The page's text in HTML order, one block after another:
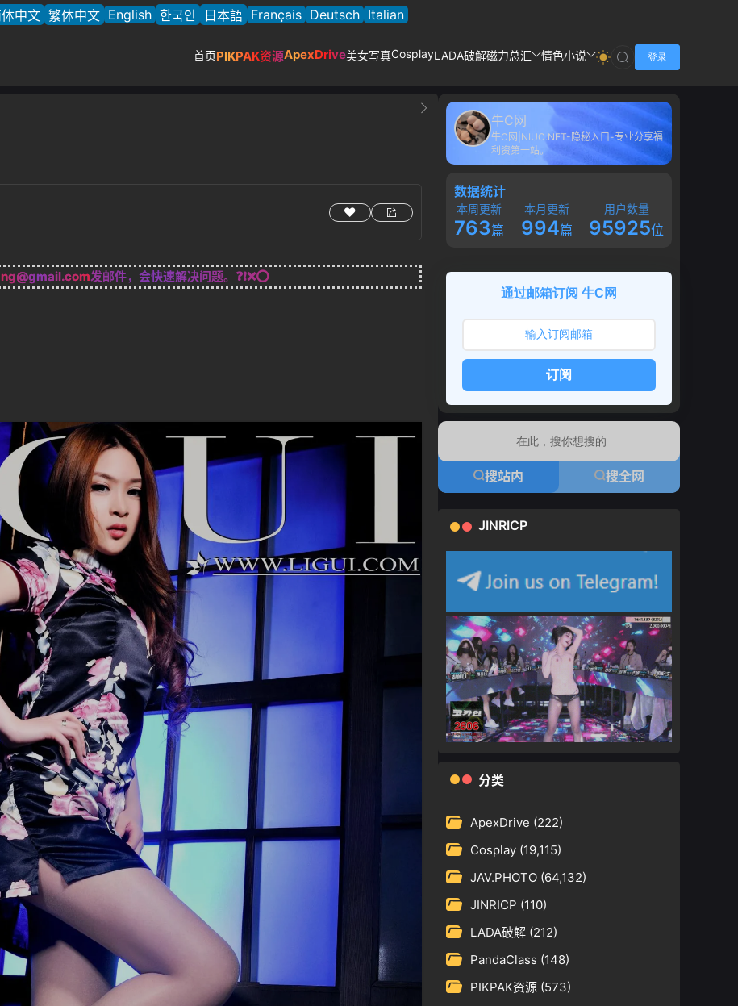
中文 繁体中文 English 한국인 日本語 Français Deutsch Italian
首页PIKPAK资源ApexDrive美女写真CosplayLADA破解磁力总汇 情色小说 登录
发邮件，会快速解决问题。❓❗❌⭕
牛C网
牛C网|NIUC.NET-隐秘入口-专业分享福
利资第一站。
数据统计
本周更新
763篇
本月更新
994篇
用户数量
95925位
通过邮箱订阅 牛C网
订阅
搜站内 搜全网
JINRICP
分类
ApexDrive (222)
Cosplay (19,115)
JAV.PHOTO (64,132)
JINRICP (110)
LADA破解 (212)
PandaClass (148)
PIKPAK资源 (573)